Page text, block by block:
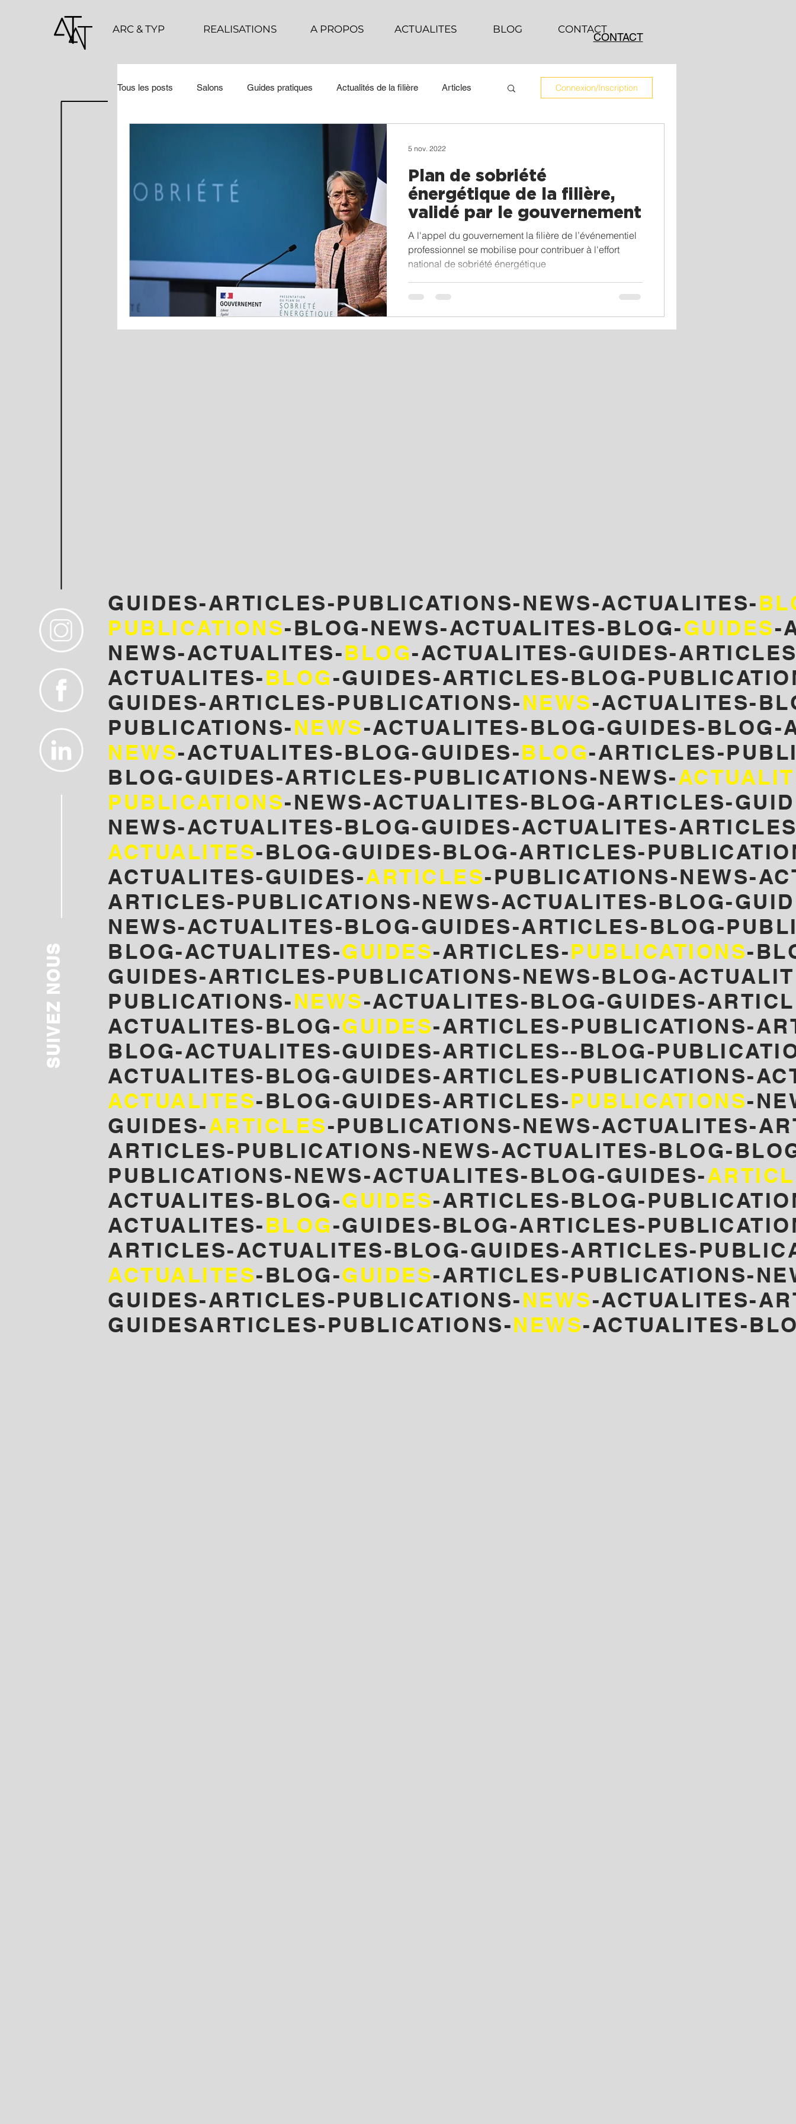
CONTACT
ARC & TYP REALISATIONS A PROPOS ACTUALITES BLOG CONTACT
GUIDES-ARTICLES-PUBLICATIONS-NEWS-ACTUALITES-
PUBLICATIONS-BLOG-NEWS-ACTUALITES-BLOG-GUIDES-
NEWS-ACTUALITES-BLOG-ACTUALITES-GUIDES-
ACTUALITES-BLOG-GUIDES-ARTICLES-BLOG-
GUIDES-ARTICLES-PUBLICATIONS-NEWS-ACTUALITES-
PUBLICATIONS-NEWS-ACTUALITES-BLOG-GUIDES-BLOG-
NEWS-ACTUALITES-BLOG-GUIDES-BLOG-ARTICLES-
BLOG-GUIDES-ARTICLES-PUBLICATIONS-NEWS-
PUBLICATIONS-NEWS-ACTUALITES-BLOG-ARTICLES-
NEWS-ACTUALITES-BLOG-GUIDES-ACTUALITES-
ACTUALITES-BLOG-GUIDES-BLOG-ARTICLES-
ACTUALITES-GUIDES-ARTICLES-PUBLICATIONS-NEWS-
ARTICLES-PUBLICATIONS-NEWS-ACTUALITES-BLOG-
NEWS-ACTUALITES-BLOG-GUIDES-ARTICLES-BLOG-
BLOG-ACTUALITES-GUIDES-ARTICLES-PUBLICATIONS-
GUIDES-ARTICLES-PUBLICATIONS-NEWS-BLOG-
PUBLICATIONS-NEWS-ACTUALITES-BLOG-GUIDES-
ACTUALITES-BLOG-GUIDES-ARTICLES-PUBLICATIONS-
BLOG-ACTUALITES-GUIDES-ARTICLES--BLOG-
ACTUALITES-BLOG-GUIDES-ARTICLES-PUBLICATIONS-
ACTUALITES-BLOG-GUIDES-ARTICLES-PUBLICATIONS-
GUIDES-ARTICLES-PUBLICATIONS-NEWS-ACTUALITES-
ARTICLES-PUBLICATIONS-NEWS-ACTUALITES-BLOG-
PUBLICATIONS-NEWS-ACTUALITES-BLOG-GUIDES-
ACTUALITES-BLOG-GUIDES-ARTICLES-BLOG-
ACTUALITES-BLOG-GUIDES-BLOG-ARTICLES-
ARTICLES-ACTUALITES-BLOG-GUIDES-ARTICLES-
ACTUALITES-BLOG-GUIDES-ARTICLES-PUBLICATIONS-
GUIDES-ARTICLES-PUBLICATIONS-NEWS-ACTUALITES-
GUIDESARTICLES-PUBLICATIONS-NEWS-ACTUALITES-
SUIVEZ NOUS
Tous les posts Salons Guides pratiques Actualités de la filière Articles Connexion/Inscription
Plan de sobriété
énergétique de la filière,
validé par le gouvernement
A l'appel du gouvernement la filière de l’événementiel
professionnel se mobilise pour contribuer à l'effort
national de sobriété énergétique
5 nov. 2022